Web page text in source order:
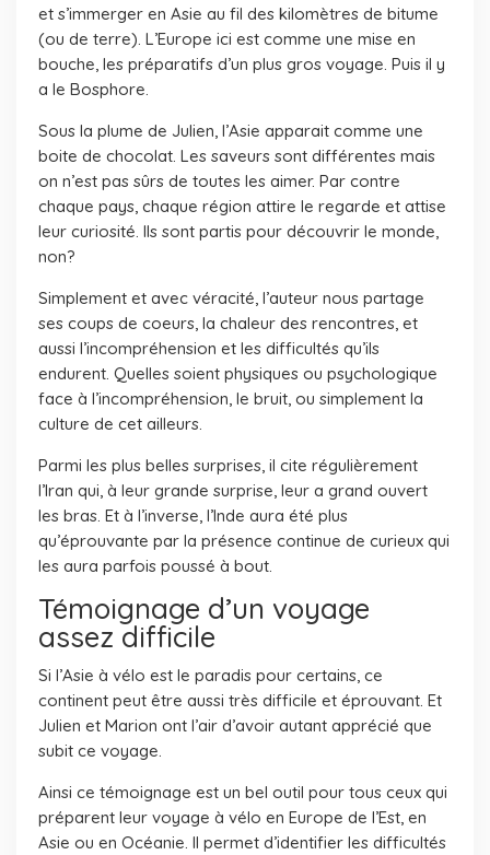
et s’immerger en Asie au fil des kilomètres de bitume
(ou de terre). L’Europe ici est comme une mise en
bouche, les préparatifs d’un plus gros voyage. Puis il y
a le Bosphore.
Sous la plume de Julien, l’Asie apparait comme une
boite de chocolat. Les saveurs sont différentes mais
on n’est pas sûrs de toutes les aimer. Par contre
chaque pays, chaque région attire le regarde et attise
leur curiosité. Ils sont partis pour découvrir le monde,
non?
Simplement et avec véracité, l’auteur nous partage
ses coups de coeurs, la chaleur des rencontres, et
aussi l’incompréhension et les difficultés qu’ils
endurent. Quelles soient physiques ou psychologique
face à l’incompréhension, le bruit, ou simplement la
culture de cet ailleurs.
Parmi les plus belles surprises, il cite régulièrement
l’Iran qui, à leur grande surprise, leur a grand ouvert
les bras. Et à l’inverse, l’Inde aura été plus
qu’éprouvante par la présence continue de curieux qui
les aura parfois poussé à bout.
Témoignage d’un voyage
assez difficile
Si l’Asie à vélo est le paradis pour certains, ce
continent peut être aussi très difficile et éprouvant. Et
Julien et Marion ont l’air d’avoir autant apprécié que
subit ce voyage.
Ainsi ce témoignage est un bel outil pour tous ceux qui
préparent leur voyage à vélo en Europe de l’Est, en
Asie ou en Océanie. Il permet d’identifier les difficultés